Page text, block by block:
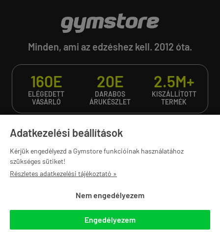
Adatkezelési beállítások
Kérjük engedélyezd a Gymstore funkcióinak használatához
szükséges sütiket!
Részletes adatkezelési tájékoztató »
Nem engedélyezem
Engedélyezem
Minden, ami az edzéshez kell. 2012 óta.
160E
ELÉGEDETT
VÁSÁRLÓ
20E
DARABOS
ÁRUKÉSZLET
2.5M+
KISZÁLLÍTOTT
TERMÉK
Gymstore PRO
Ajánlatkérés
Sportegyesületeknek
Iskoláknak
Karrier
Belépés
Eddigi rendeléseim
Letölthető termékek